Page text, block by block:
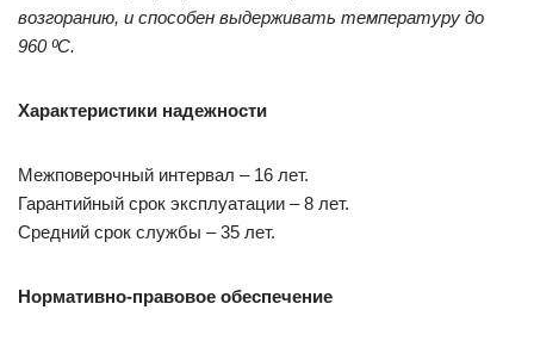
возгоранию, и способен выдерживать температуру до
960 ºС.
Характеристики надежности
Межповерочный интервал – 16 лет.
Гарантийный срок эксплуатации – 8 лет.
Средний срок службы – 35 лет.
Нормативно-правовое обеспечение